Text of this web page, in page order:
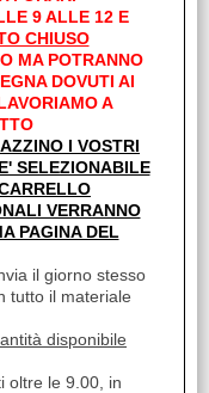
12V
9 ALLE 12 E
CHIUSO
MA POTRANNO
DOVUTI AI
A
I VOSTRI
SELEZIONABILE
VERRANNO
PAGINA DEL
il giorno stesso
tutto il materiale
disponibile
oltre le 9.00, in